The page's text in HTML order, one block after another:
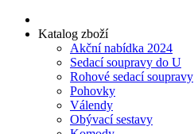
Katalog zboží
Akční nabídka 2024
Sedací soupravy do U
Rohové sedací soupravy
Pohovky
Válendy
Obývací sestavy